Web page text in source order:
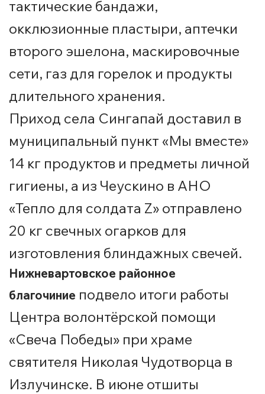
тактические бандажи,
окклюзионные пластыри, аптечки
второго эшелона, маскировочные
сети, газ для горелок и продукты
длительного хранения.
Приход села Сингапай доставил в
муниципальный пункт «Мы вместе»
14 кг продуктов и предметы личной
гигиены, а из Чеускино в АНО
«Тепло для солдата Z» отправлено
20 кг свечных огарков для
изготовления блиндажных свечей.
Нижневартовское районное
благочиние подвело итоги работы
Центра волонтёрской помощи
«Свеча Победы» при храме
святителя Николая Чудотворца в
Излучинске. В июне отшиты